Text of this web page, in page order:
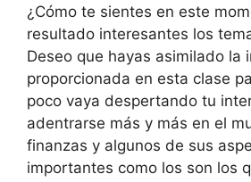
¿Cómo te sientes en este
resultado interesantes los
Deseo que hayas asimilado la
proporcionada en esta clase
poco vaya despertando tu
adentrarse más y más en el
finanzas y algunos de sus
importantes como los son los